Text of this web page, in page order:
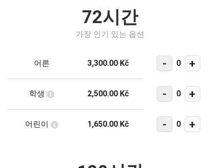
72시간
가장 인기 있는 옵션
어른 3,300.00 Kč - 0 +
학생 2,500.00 Kč - 0 +
어린이 1,650.00 Kč - 0 +